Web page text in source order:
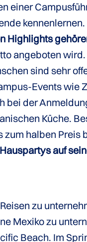
einer
Highlights
angeboten
sind sehr
Events wie
bei der
Küche.
halben Preis
auf
zu
Mexiko zu
Beach. Im